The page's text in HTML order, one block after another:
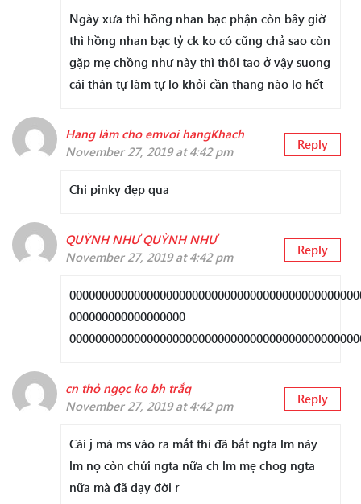
Ngày xưa thì hồng nhan bạc phận còn bây giờ
thì hồng nhan bạc tỷ ck ko có cũng chả sao còn
gặp mẹ chồng như này thì thôi tao ở vậy suong
cái thân tự làm tự lo khỏi cần thang nào lo hết
Hang làm cho emvoi hangKhach
November 27, 2019 at 4:42 pm
Reply
Chi pinky đẹp qua
QUỲNH NHƯ QUỲNH NHƯ
November 27, 2019 at 4:42 pm
Reply
000000000000000000
cn thỏ ngọc ko bh trắq
November 27, 2019 at 4:42 pm
Reply
Cái j mà ms vào ra mắt thì đã bắt ngta lm này
lm nọ còn chửi ngta nữa ch lm mẹ chog ngta
nữa mà đã dạy đời r